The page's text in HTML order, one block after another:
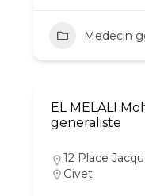
Medecin
EL MELALI
generaliste
12 Place
Givet